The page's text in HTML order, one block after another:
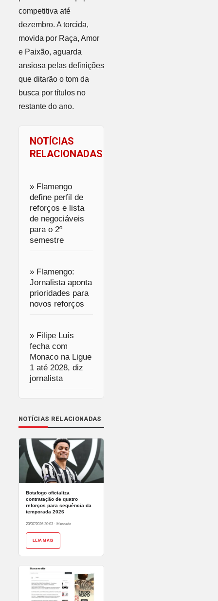
competitiva até
dezembro. A torcida,
movida por Raça, Amor
e Paixão, aguarda
ansiosa pelas definições
que ditarão o tom da
busca por títulos no
restante do ano.
NOTÍCIAS
RELACIONADAS
» Flamengo
define perfil de
reforços e lista
de negociáveis
para o 2º
semestre
» Flamengo:
Jornalista aponta
prioridades para
novos reforços
» Filipe Luís
fecha com
Monaco na Ligue
1 até 2028, diz
jornalista
NOTÍCIAS RELACIONADAS
Botafogo oficializa
contratação de quatro
reforços para sequência da
temporada 2026
20/07/2026 20:03 · Mercado
LEIA MAIS